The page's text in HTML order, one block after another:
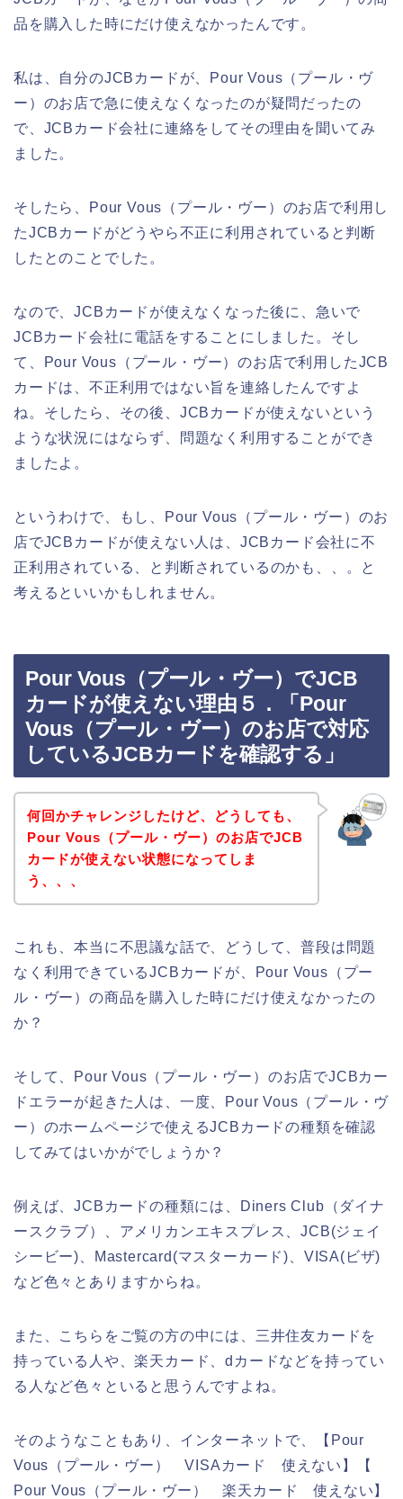
品を購入した時にだけ使えなかったんです。
私は、自分のJCBカードが、Pour Vous（プール・ヴ
ー）のお店で急に使えなくなったのが疑問だったの
で、JCBカード会社に連絡をしてその理由を聞いてみ
ました。
そしたら、Pour Vous（プール・ヴー）のお店で利用し
たJCBカードがどうやら不正に利用されていると判断
したとのことでした。
なので、JCBカードが使えなくなった後に、急いで
JCBカード会社に電話をすることにしました。そし
て、Pour Vous（プール・ヴー）のお店で利用したJCB
カードは、不正利用ではない旨を連絡したんですよ
ね。そしたら、その後、JCBカードが使えないという
ような状況にはならず、問題なく利用することができ
ましたよ。
というわけで、もし、Pour Vous（プール・ヴー）のお
店でJCBカードが使えない人は、JCBカード会社に不
正利用されている、と判断されているのかも、、。と
考えるといいかもしれません。
Pour Vous（プール・ヴー）でJCB
カードが使えない理由５．「Pour
Vous（プール・ヴー）のお店で対応
しているJCBカードを確認する」
何回かチャレンジしたけど、どうしても、
Pour Vous（プール・ヴー）のお店でJCB
カードが使えない状態になってしま
う、、、
これも、本当に不思議な話で、どうして、普段は問題
なく利用できているJCBカードが、Pour Vous（プー
ル・ヴー）の商品を購入した時にだけ使えなかったの
か？
そして、Pour Vous（プール・ヴー）のお店でJCBカー
ドエラーが起きた人は、一度、Pour Vous（プール・ヴ
ー）のホームページで使えるJCBカードの種類を確認
してみてはいかがでしょうか？
例えば、JCBカードの種類には、Diners Club（ダイナ
ースクラブ）、アメリカンエキスプレス、JCB(ジェイ
シービー)、Mastercard(マスターカード)、VISA(ビザ)
など色々とありますからね。
また、こちらをご覧の方の中には、三井住友カードを
持っている人や、楽天カード、dカードなどを持ってい
る人など色々といると思うんですよね。
そのようなこともあり、インターネットで、【Pour
Vous（プール・ヴー） VISAカード 使えない】【
Pour Vous（プール・ヴー） 楽天カード 使えない】